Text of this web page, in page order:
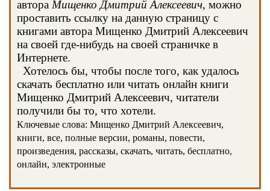
автора Мищенко Дмитрий Алексеевич, можно
проставить ссылку на данную страницу с
книгами автора Мищенко Дмитрий Алексеевич
на своей где-нибудь на своей страничке в
Интернете.
Хотелось бы, чтобы после того, как удалось
скачать бесплатно или читать онлайн книги
Мищенко Дмитрий Алексеевич, читатели
получили бы то, что хотели.
Ключевые слова: Мищенко Дмитрий Алексеевич,
книги, все, полные версии, романы, повести,
произведения, рассказы, скачать, читать, бесплатно,
онлайн, электронные